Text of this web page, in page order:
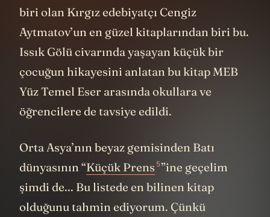
biri olan Kırgız edebiyatçı Cengiz
Aytmatov’un en güzel kitaplarından biri bu.
Issık Gölü civarında yaşayan küçük bir
çocuğun hikayesini anlatan bu kitap MEB
Yüz Temel Eser arasında okullara ve
öğrencilere de tavsiye edildi.
Orta Asya’nın beyaz gemisinden Batı
dünyasının “Küçük Prens 5”ine geçelim
şimdi de... Bu listede en bilinen kitap
olduğunu tahmin ediyorum. Çünkü